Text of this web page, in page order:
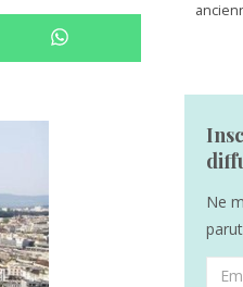
Share on WhatsApp
Ne